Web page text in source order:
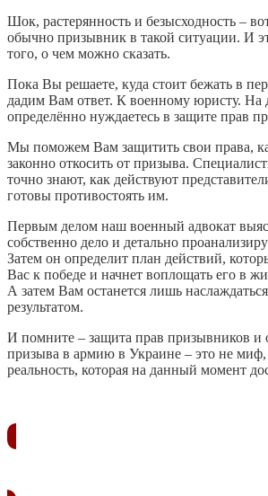
Шок, растерянность и безысходность –
обычно призывник в такой ситуации. И
того, о чем можно сказать.
Пока Вы решаете, куда стоит бежать в
дадим Вам ответ. К военному юристу.
определённо нуждаетесь в защите прав
Мы поможем Вам защитить свои права,
законно откосить от призыва.
точно знают, как действуют
готовы противостоять им.
Первым делом наш военный адвокат
собственно дело и детально
Затем он определит план действий,
Вас к победе и начнет воплощать его в
А затем Вам останется лишь
результатом.
И помните – защита прав призывников и
призыва в армию в Украине – это не миф,
реальность, которая на данный момент